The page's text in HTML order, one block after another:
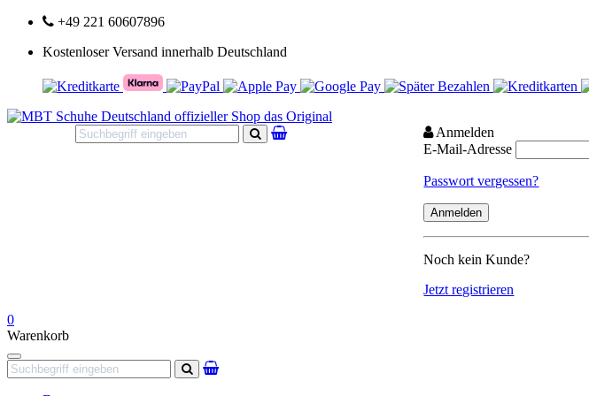
+49 221 60607896
Kostenloser Versand innerhalb Deutschland
Suchen
Anmelden
E-Mail-Adresse
Passwort vergessen?
Noch kein Kunde?
Jetzt registrieren
0
Warenkorb
Navigation
Suchen